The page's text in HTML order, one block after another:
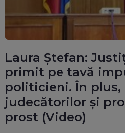
Laura Ștefan:
primit pe tavă
politicieni. În plus,
judecătorilor și
prost (Video)